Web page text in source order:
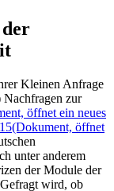
Kleinen Anfrage
Nachfragen zur
öffnet ein neues
(Dokument, öffnet
unter anderem
der Module der
wird, ob